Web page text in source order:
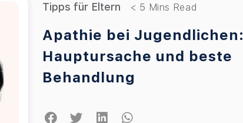
Tipps für Eltern
Apathie bei Jugendlichen:
Hauptursache und beste
Behandlung